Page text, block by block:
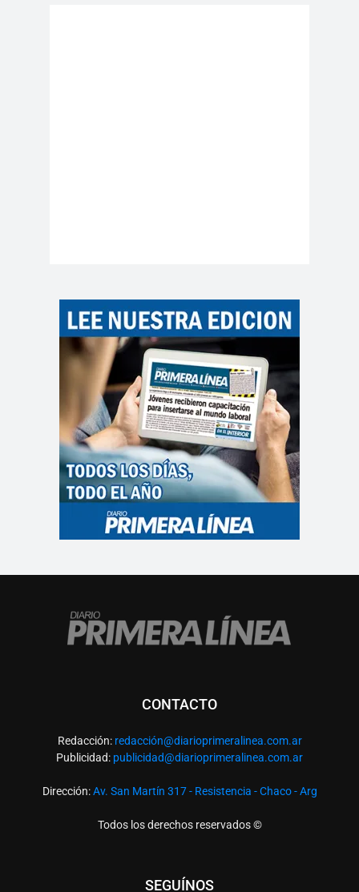
CONTACTO
Redacción: redacción@diarioprimeralinea.com.ar
Publicidad: publicidad@diarioprimeralinea.com.ar
Dirección:Av. San Martín 317 - Resistencia - Chaco - Arg
Todos los derechos reservados ©
SEGUÍNOS